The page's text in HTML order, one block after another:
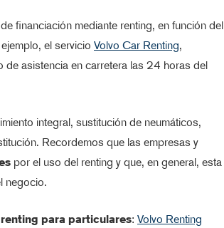
financiación mediante renting, en función del
el servicio Volvo Car Renting,
de asistencia en carretera las 24 horas del
integral, sustitución de neumáticos,
Recordemos que las empresas y
por el uso del renting y que, en general, esta
negocio.
para particulares: Volvo Renting